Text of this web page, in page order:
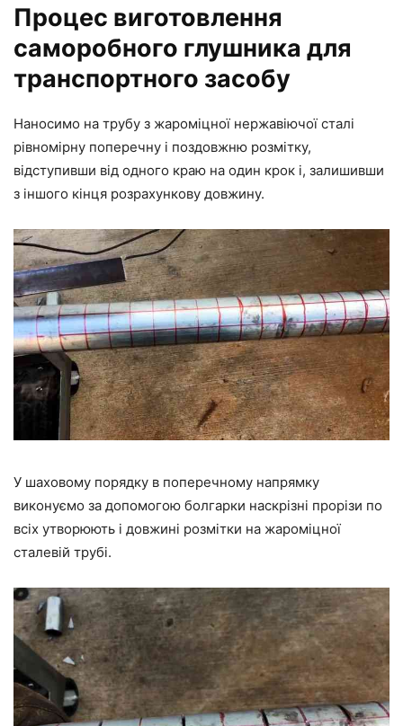
Процес виготовлення
саморобного глушника для
транспортного засобу
Наносимо на трубу з жароміцної нержавіючої сталі
рівномірну поперечну і поздовжню розмітку,
відступивши від одного краю на один крок і, залишивши
з іншого кінця розрахункову довжину.
У шаховому порядку в поперечному напрямку
виконуємо за допомогою болгарки наскрізні прорізи по
всіх утворюють і довжині розмітки на жароміцної
сталевій трубі.